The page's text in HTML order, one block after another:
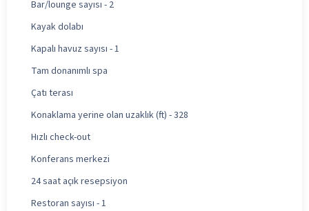
Bar/lounge sayısı - 2
Kayak dolabı
Kapalı havuz sayısı - 1
Tam donanımlı spa
Çatı terası
Konaklama yerine olan uzaklık (ft) - 328
Hızlı check-out
Konferans merkezi
24 saat açık resepsiyon
Restoran sayısı - 1